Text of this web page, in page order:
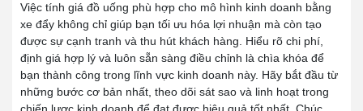
Việc tính giá đồ uống phù hợp cho mô hình kinh doanh bằng
xe đẩy không chỉ giúp bạn tối ưu hóa lợi nhuận mà còn tạo
được sự cạnh tranh và thu hút khách hàng. Hiểu rõ chi phí,
định giá hợp lý và luôn sẵn sàng điều chỉnh là chìa khóa để
bạn thành công trong lĩnh vực kinh doanh này. Hãy bắt đầu từ
những bước cơ bản nhất, theo dõi sát sao và linh hoạt trong